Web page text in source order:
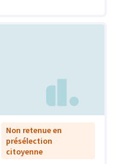
Non retenue en
présélection
citoyenne